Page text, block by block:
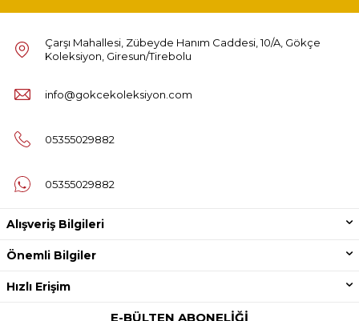
Çarşı Mahallesi, Zübeyde Hanım Caddesi, 10/A, Gökçe
Koleksiyon, Giresun/Tirebolu
info@gokcekoleksiyon.com
05355029882
05355029882
Alışveriş Bilgileri
Önemli Bilgiler
Hızlı Erişim
E-BÜLTEN ABONELIĞI